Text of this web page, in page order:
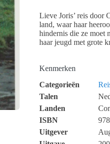
Lieve Joris’ reis door
land, waar haar
hindernis die ze moet
haar jeugd met grote
Kenmerken
Categorieën
Talen
Landen
ISBN
Uitgever